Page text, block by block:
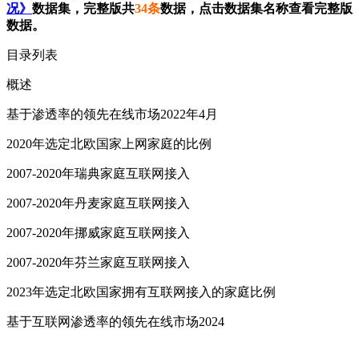
况》 数据集，完整版共34条数据，点击数据集名称查看完整版
数据。
目录列表
概述
基于渗透率的领先在线市场2022年4月
2020年选定北欧国家上网家庭的比例
2007-2020年瑞典家庭互联网接入
2007-2020年丹麦家庭互联网接入
2007-2020年挪威家庭互联网接入
2007-2020年芬兰家庭互联网接入
2023年选定北欧国家拥有互联网接入的家庭比例
基于互联网渗透率的领先在线市场2024